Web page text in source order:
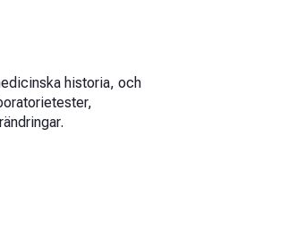
historia, och